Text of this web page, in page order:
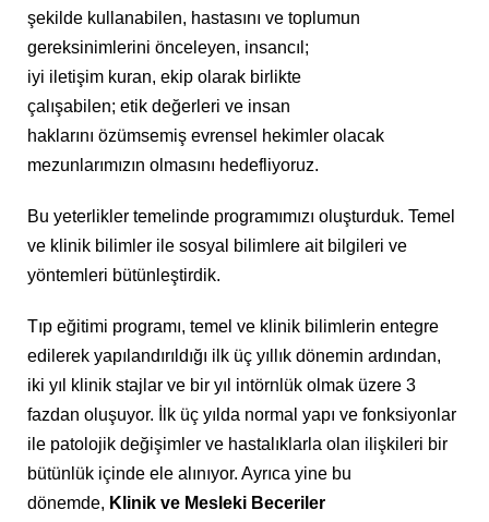
şekilde kullanabilen, hastasını ve toplumun
gereksinimlerini önceleyen, insancıl;
iyi iletişim kuran, ekip olarak birlikte
çalışabilen; etik değerleri ve insan
haklarını özümsemiş evrensel hekimler olacak
mezunlarımızın olmasını hedefliyoruz.
Bu yeterlikler temelinde programımızı oluşturduk. Temel
ve klinik bilimler ile sosyal bilimlere ait bilgileri ve
yöntemleri bütünleştirdik.
Tıp eğitimi programı, temel ve klinik bilimlerin entegre
edilerek yapılandırıldığı ilk üç yıllık dönemin ardından,
iki yıl klinik stajlar ve bir yıl intörnlük olmak üzere 3
fazdan oluşuyor. İlk üç yılda normal yapı ve fonksiyonlar
ile patolojik değişimler ve hastalıklarla olan ilişkileri bir
bütünlük içinde ele alınıyor. Ayrıca yine bu
dönemde, Klinik ve Mesleki Beceriler